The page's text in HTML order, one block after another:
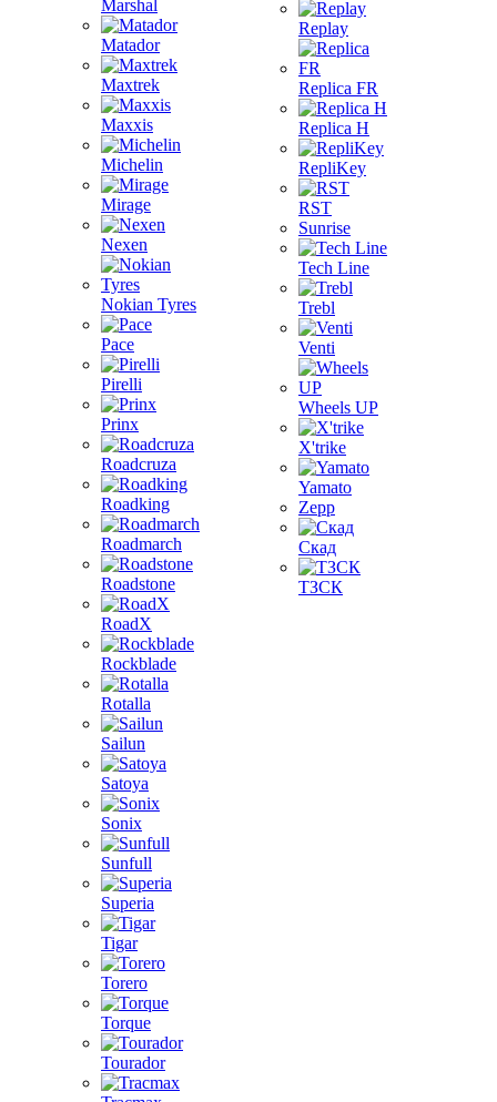
Marshal
Matador
Maxtrek
Maxxis
Michelin
Mirage
Nexen
Nokian Tyres
Pace
Pirelli
Prinx
Roadcruza
Roadking
Roadmarch
Roadstone
RoadX
Rockblade
Rotalla
Sailun
Satoya
Sonix
Sunfull
Superia
Tigar
Torero
Torque
Tourador
Replay
Replica FR
Replica H
RepliKey
RST
Sunrise
Tech Line
Trebl
Venti
Wheels UP
X'trike
Yamato
Zepp
Скад
ТЗСК